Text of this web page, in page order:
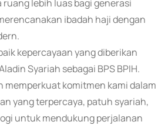
lebih luas bagi generasi
ibadah haji dengan
kepercayaan yang diberikan
Syariah sebagai BPS BPIH.
memperkuat komitmen kami dalam
yang terpercaya, patuh syariah,
untuk mendukung perjalanan